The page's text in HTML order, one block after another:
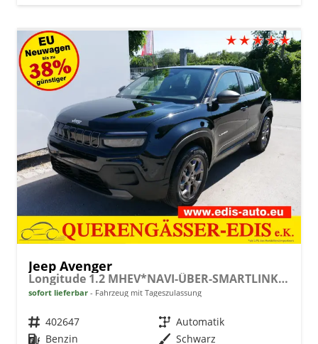
Jeep Avenger
Longitude 1.2 MHEV*NAVI-ÜBER-SMARTLINK*LED*PDC*TEMPOMAT*KLIMA*KEYLESS-GO
sofort lieferbar Fahrzeug mit Tageszulassung
Fahrzeugnr. 402647 Getriebe Automatik
Kraftstoff Benzin Außenfarbe Schwarz